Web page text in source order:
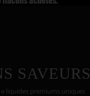
SAVEURS
e liquides premiums uniques